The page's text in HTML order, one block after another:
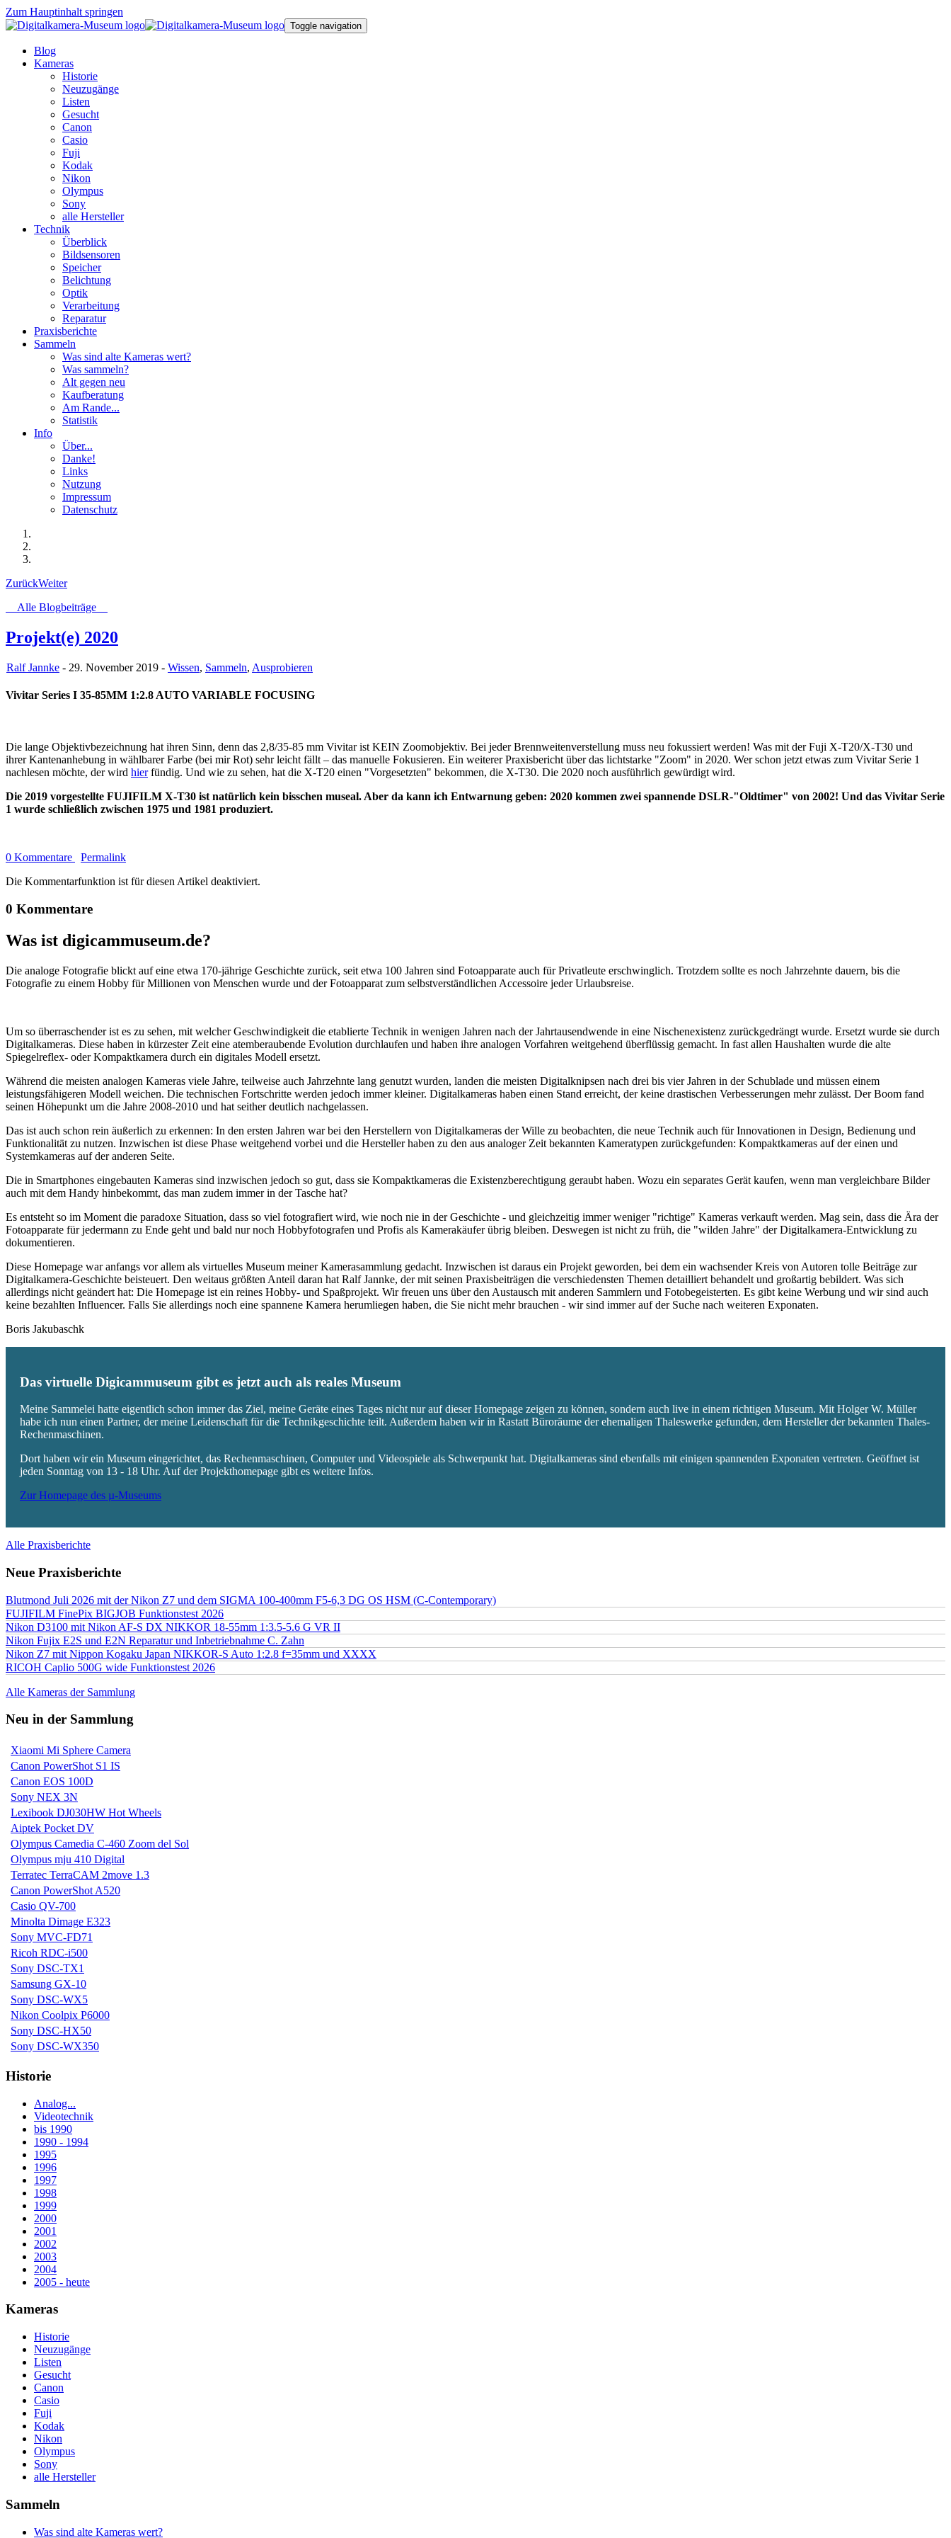
Zum Hauptinhalt springen
Toggle navigation
Blog
Kameras
Historie
Neuzugänge
Listen
Gesucht
Canon
Casio
Fuji
Kodak
Nikon
Olympus
Sony
alle Hersteller
Technik
Überblick
Bildsensoren
Speicher
Belichtung
Optik
Verarbeitung
Reparatur
Praxisberichte
Sammeln
Was sind alte Kameras wert?
Was sammeln?
Alt gegen neu
Kaufberatung
Am Rande...
Statistik
Info
Über...
Danke!
Links
Nutzung
Impressum
Datenschutz
ZurückWeiter
Alle Blogbeiträge
Projekt(e) 2020
Ralf Jannke - 29. November 2019 - Wissen, Sammeln, Ausprobieren
Vivitar Series I 35-85MM 1:2.8 AUTO VARIABLE FOCUSING
Die lange Objektivbezeichnung hat ihren Sinn, denn das 2,8/35-85 mm Vivitar ist KEIN Zoomobjektiv. Bei jeder Brennweitenverstellung muss neu fokussiert werden! Was mit der Fuji X-T20/X-T30 und
ihrer Kantenanhebung in wählbarer Farbe (bei mir Rot) sehr leicht fällt – das manuelle Fokusieren. Ein weiterer Praxisbericht über das lichtstarke "Zoom" in 2020. Wer schon jetzt etwas zum Vivitar Serie 1
nachlesen möchte, der wird hierfündig. Und wie zu sehen, hat die X-T20 einen "Vorgesetzten" bekommen, die X-T30. Die 2020 noch ausführlich gewürdigt wird.
Die 2019 vorgestellte FUJIFILM X-T30 ist natürlich kein bisschen museal. Aber da kann ich Entwarnung geben: 2020 kommen zwei spannende DSLR-"Oldtimer" von 2002! Und das Vivitar Serie
1 wurde schließlich zwischen 1975 und 1981 produziert.
0 Kommentare
Permalink
Die Kommentarfunktion ist für diesen Artikel deaktiviert.
0 Kommentare
Was ist digicammuseum.de?
Die analoge Fotografie blickt auf eine etwa 170-jährige Geschichte zurück, seit etwa 100 Jahren sind Fotoapparate auch für Privatleute erschwinglich. Trotzdem sollte es noch Jahrzehnte dauern, bis die
Fotografie zu einem Hobby für Millionen von Menschen wurde und der Fotoapparat zum selbstverständlichen Accessoire jeder Urlaubsreise.
Um so überraschender ist es zu sehen, mit welcher Geschwindigkeit die etablierte Technik in wenigen Jahren nach der Jahrtausendwende in eine Nischenexistenz zurückgedrängt wurde. Ersetzt wurde sie durch
Digitalkameras. Diese haben in kürzester Zeit eine atemberaubende Evolution durchlaufen und haben ihre analogen Vorfahren weitgehend überflüssig gemacht. In fast allen Haushalten wurde die alte
Spiegelreflex- oder Kompaktkamera durch ein digitales Modell ersetzt.
Während die meisten analogen Kameras viele Jahre, teilweise auch Jahrzehnte lang genutzt wurden, landen die meisten Digitalknipsen nach drei bis vier Jahren in der Schublade und müssen einem
leistungsfähigeren Modell weichen. Die technischen Fortschritte werden jedoch immer kleiner. Digitalkameras haben einen Stand erreicht, der keine drastischen Verbesserungen mehr zulässt. Der Boom fand
seinen Höhepunkt um die Jahre 2008-2010 und hat seither deutlich nachgelassen.
Das ist auch schon rein äußerlich zu erkennen: In den ersten Jahren war bei den Herstellern von Digitalkameras der Wille zu beobachten, die neue Technik auch für Innovationen in Design, Bedienung und
Funktionalität zu nutzen. Inzwischen ist diese Phase weitgehend vorbei und die Hersteller haben zu den aus analoger Zeit bekannten Kameratypen zurückgefunden: Kompaktkameras auf der einen und
Systemkameras auf der anderen Seite.
Die in Smartphones eingebauten Kameras sind inzwischen jedoch so gut, dass sie Kompaktkameras die Existenzberechtigung geraubt haben. Wozu ein separates Gerät kaufen, wenn man vergleichbare Bilder
auch mit dem Handy hinbekommt, das man zudem immer in der Tasche hat?
Es entsteht so im Moment die paradoxe Situation, dass so viel fotografiert wird, wie noch nie in der Geschichte - und gleichzeitig immer weniger "richtige" Kameras verkauft werden. Mag sein, dass die Ära der
Fotoapparate für jedermann zu Ende geht und bald nur noch Hobbyfotografen und Profis als Kamerakäufer übrig bleiben. Deswegen ist nicht zu früh, die "wilden Jahre" der Digitalkamera-Entwicklung zu
dokumentieren.
Diese Homepage war anfangs vor allem als virtuelles Museum meiner Kamerasammlung gedacht. Inzwischen ist daraus ein Projekt geworden, bei dem ein wachsender Kreis von Autoren tolle Beiträge zur
Digitalkamera-Geschichte beisteuert. Den weitaus größten Anteil daran hat Ralf Jannke, der mit seinen Praxisbeiträgen die verschiedensten Themen detailliert behandelt und großartig bebildert. Was sich
allerdings nicht geändert hat: Die Homepage ist ein reines Hobby- und Spaßprojekt. Wir freuen uns über den Austausch mit anderen Sammlern und Fotobegeisterten. Es gibt keine Werbung und wir sind auch
keine bezahlten Influencer. Falls Sie allerdings noch eine spannene Kamera herumliegen haben, die Sie nicht mehr brauchen - wir sind immer auf der Suche nach weiteren Exponaten.
Boris Jakubaschk
Das virtuelle Digicammuseum gibt es jetzt auch als reales Museum
Meine Sammelei hatte eigentlich schon immer das Ziel, meine Geräte eines Tages nicht nur auf dieser Homepage zeigen zu können, sondern auch live in einem richtigen Museum. Mit Holger W. Müller
habe ich nun einen Partner, der meine Leidenschaft für die Technikgeschichte teilt. Außerdem haben wir in Rastatt Büroräume der ehemaligen Thaleswerke gefunden, dem Hersteller der bekannten Thales-
Rechenmaschinen.
Dort haben wir ein Museum eingerichtet, das Rechenmaschinen, Computer und Videospiele als Schwerpunkt hat. Digitalkameras sind ebenfalls mit einigen spannenden Exponaten vertreten. Geöffnet ist
jeden Sonntag von 13 - 18 Uhr. Auf der Projekthomepage gibt es weitere Infos.
Zur Homepage des µ-Museums
Alle Praxisberichte
Neue Praxisberichte
Blutmond Juli 2026 mit der Nikon Z7 und dem SIGMA 100-400mm F5-6,3 DG OS HSM (C-Contemporary)
FUJIFILM FinePix BIGJOB Funktionstest 2026
Nikon D3100 mit Nikon AF-S DX NIKKOR 18-55mm 1:3.5-5.6 G VR II
Nikon Fujix E2S und E2N Reparatur und Inbetriebnahme C. Zahn
Nikon Z7 mit Nippon Kogaku Japan NIKKOR-S Auto 1:2.8 f=35mm und XXXX
RICOH Caplio 500G wide Funktionstest 2026
Alle Kameras der Sammlung
Neu in der Sammlung
Xiaomi Mi Sphere Camera
Canon PowerShot S1 IS
Canon EOS 100D
Sony NEX 3N
Lexibook DJ030HW Hot Wheels
Aiptek Pocket DV
Olympus Camedia C-460 Zoom del Sol
Olympus mju 410 Digital
Terratec TerraCAM 2move 1.3
Canon PowerShot A520
Casio QV-700
Minolta Dimage E323
Sony MVC-FD71
Ricoh RDC-i500
Sony DSC-TX1
Samsung GX-10
Sony DSC-WX5
Nikon Coolpix P6000
Sony DSC-HX50
Sony DSC-WX350
Historie
Analog...
Videotechnik
bis 1990
1990 - 1994
1995
1996
1997
1998
1999
2000
2001
2002
2003
2004
2005 - heute
Kameras
Historie
Neuzugänge
Listen
Gesucht
Canon
Casio
Fuji
Kodak
Nikon
Olympus
Sony
alle Hersteller
Sammeln
Was sind alte Kameras wert?